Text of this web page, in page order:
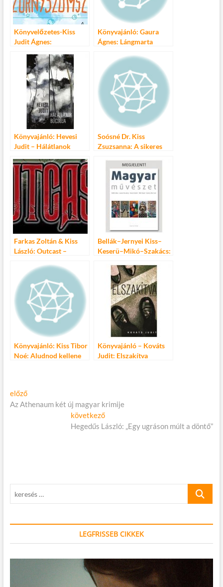
k
Könyvelőzetes-Kiss
Judit Ágnes:
Könyvajánló: Gaura
Ágnes: Lángmarta
Könyvajánló: Hevesi
Judit – Hálátlanok
Soósné Dr. Kiss
Zsuzsanna: A sikeres
nem titok
Farkas Zoltán & Kiss
László: Outcast –
világhírig
Bellák–Jernyei Kiss–
Keserü–Mikó–Szakács:
Könyvajánló: Kiss Tibor
Noé: Aludnod kellene
Könyvajánló – Kováts
Judit: Elszakítva
Bejegyzés
navigáció
előzőElőző
cikk:
Az Athenaum két új magyar krimije
következőKövetkező
cikk:
Hegedűs László: „Egy ugráson múlt a döntő”
keresés
LEGFRISSEB CIKKEK